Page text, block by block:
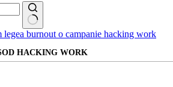
HACKING WORK